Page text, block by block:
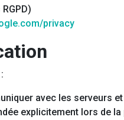
privacy
avec les serveurs
explicitement lors de